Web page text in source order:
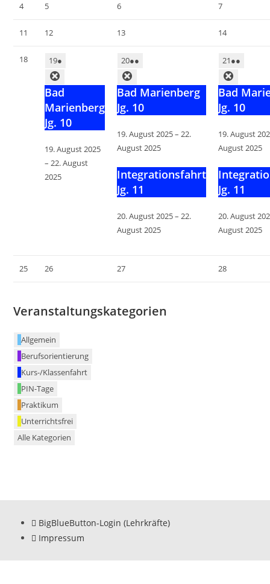
4 5 6 7
11 12 13 14
18 19●
Bad
Marienberg
Jg. 10
19. August 2025
–22. August
2025
20●●
Bad Marienberg
Jg. 10
19. August 2025–22.
August 2025
Integrationsfahrt
Jg. 11
20. August 2025–22.
August 2025
21●●
Bad
Jg. 10
19. August
August 2025
Jg. 11
20. August
August 2025
25 26 27 28
Veranstaltungskategorien
Allgemein
Berufsorientierung
Kurs-/Klassenfahrt
PIN-Tage
Praktikum
Unterrichtsfrei
Alle Kategorien
BigBlueButton-Login (Lehrkräfte)
Impressum